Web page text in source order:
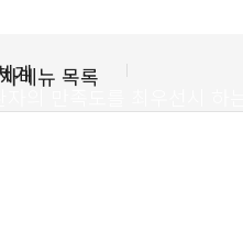
계
환자의 만족도를 최우선시 하